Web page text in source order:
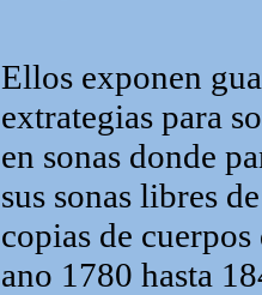
Ellos exponen
extrategias para
en sonas donde
sus sonas libres
copias de
ano 1780 hasta